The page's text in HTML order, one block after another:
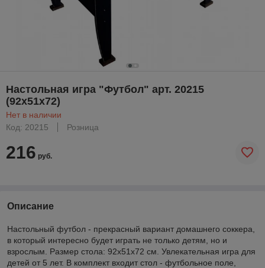
Настольная игра "Футбол" арт. 20215
(92х51х72)
Нет в наличии
Код: 20215
Розница
216 руб.
Описание
Настольный футбол - прекрасный вариант домашнего соккера,
в который интересно будет играть не только детям, но и
взрослым. Размер стола: 92х51х72 см. Увлекательная игра для
детей от 5 лет. В комплект входит стол - футбольное поле,